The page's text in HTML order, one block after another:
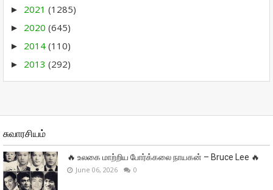
► 2021 (1285)
► 2020 (645)
► 2014 (110)
► 2013 (292)
சுவாரசியம்
🔥 உலகை மாற்றிய போர்க்கலை நாயகன் – Bruce Lee 🔥
June 06, 2026 0